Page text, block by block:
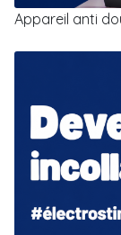
Appareil anti